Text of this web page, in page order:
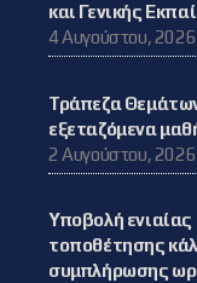
και Γενικής
4 Αυγούστου,
Τράπεζα
εξεταζόμενα
2 Αυγούστου,
Υποβολή
τοποθέτησης
συμπλήρωσης